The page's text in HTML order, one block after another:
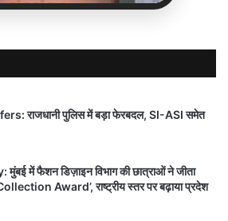
मुंबई में फैशन
की छात्राओं ने जीता ‘Best
Collection Award’,
राजधानी पुलिस में बड़ा फेरबदल, SI-ASI समेत
में फैशन डिज़ाइन विभाग की छात्राओं ने जीता
Award’, राष्ट्रीय स्तर पर बढ़ाया प्रदेश